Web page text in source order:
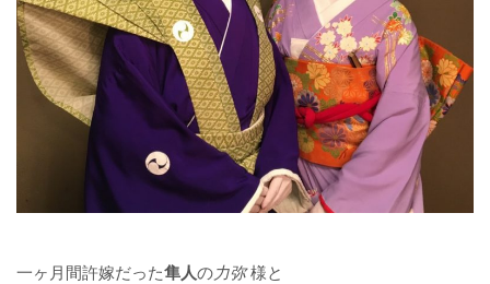
一ヶ月間許嫁だった隼人の力弥様と